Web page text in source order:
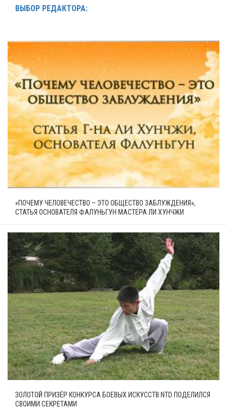
ВЫБОР РЕДАКТОРА:
«ПОЧЕМУ ЧЕЛОВЕЧЕСТВО – ЭТО ОБЩЕСТВО ЗАБЛУЖДЕНИЯ»,
СТАТЬЯ ОСНОВАТЕЛЯ ФАЛУНЬГУН МАСТЕРА ЛИ ХУНЧЖИ
ЗОЛОТОЙ ПРИЗЁР КОНКУРСА БОЕВЫХ ИСКУССТВ NTD ПОДЕЛИЛСЯ
СВОИМИ СЕКРЕТАМИ